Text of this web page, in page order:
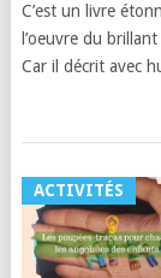
C’est un livre
l’oeuvre du
Car il décrit avec
ACTIVITÉS